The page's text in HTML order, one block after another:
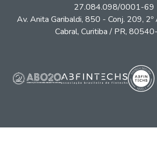
27.084.098/0001-69
Av. Anita Garibaldi, 850 - Conj. 209, 2º
Cabral, Curitiba / PR,